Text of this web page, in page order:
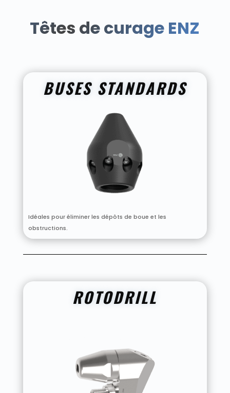
Têtes de curage ENZ
BUSES STANDARDS
Idéales pour éliminer les dépôts de boue et les
obstructions.
ROTODRILL